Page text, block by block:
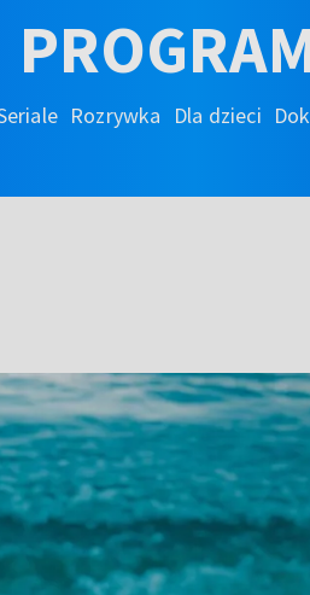
Rozrywka Dla dzieci